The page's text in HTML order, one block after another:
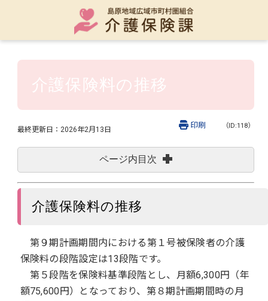
介護保険料の推移
最終更新日： 2026年2月13日 （ID:118）
印刷
ページ内目次
介護保険料の推移
第９期計画期間内における第１号被保険者の介護
保険料の段階設定は13段階です。
第５段階を保険料基準段階とし、月額6,300円（年
額75,600円）となっており、第８期計画期間時の月